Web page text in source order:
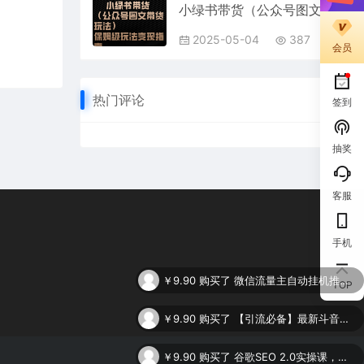
小绿书带货（公众号图文带货玩法）保姆级玩法变现指南
2025-05-04 387
热门评论
会员
签到
抽奖
客服
手机
TOP
￥9.90 购买了 微信流量主自动挂机推广，轻松日入900+，简单易上手，做就有收益。
￥9.90 购买了 【引流必备】最新斗音全功能全自动引流脚本，解放双手自动引流精准粉
￥9.90 购买了 谷歌SEO 2.0实操课，独立站询盘自由必备，基于2023谷歌最新算法录制（94节